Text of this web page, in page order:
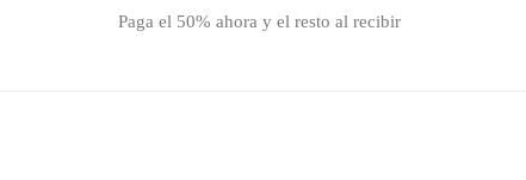
Paga el 50% ahora y el resto al recibir